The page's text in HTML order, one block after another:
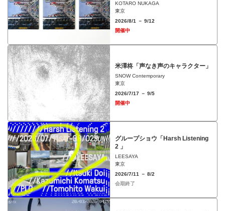
KOTARO NUKAGA
東京
2026/8/1 － 9/12
開催中
米澤柊「声なき声のキャラクター」
SNOW Contemporary
東京
2026/7/17 － 9/5
開催中
グループショウ「Harsh Listening
2 」
LEESAYA
東京
2026/7/11 － 8/2
会期終了